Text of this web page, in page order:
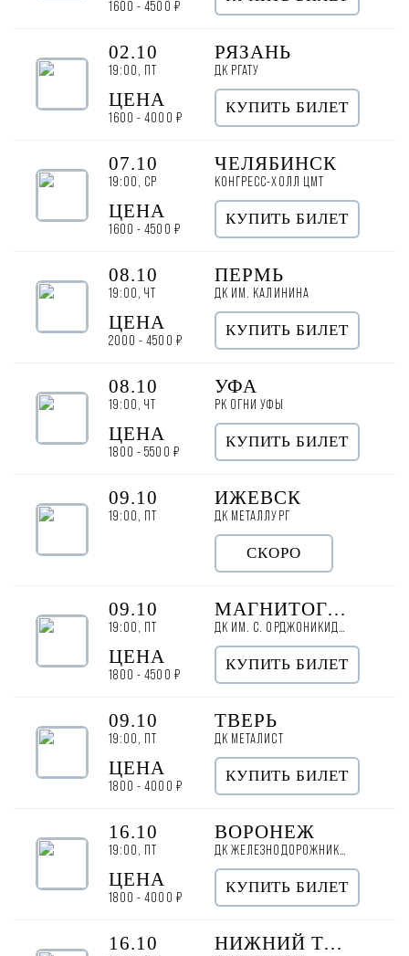
1600 - 4500 ₽
02.10
19:00, ПТ
РЯЗАНЬ
ДК РГАТУ
ЦЕНА
1600 - 4000 ₽
КУПИТЬ БИЛЕТ
07.10
19:00, СР
ЧЕЛЯБИНСК
КОНГРЕСС-ХОЛЛ ЦМТ
ЦЕНА
1600 - 4500 ₽
КУПИТЬ БИЛЕТ
08.10
19:00, ЧТ
ПЕРМЬ
ДК ИМ. КАЛИНИНА
ЦЕНА
2000 - 4500 ₽
КУПИТЬ БИЛЕТ
08.10
19:00, ЧТ
УФА
РК ОГНИ УФЫ
ЦЕНА
1800 - 5500 ₽
КУПИТЬ БИЛЕТ
09.10
19:00, ПТ
ИЖЕВСК
ДК МЕТАЛЛУРГ
СКОРО
09.10
19:00, ПТ
МАГНИТОГОРСК
ДК ИМ. С. ОРДЖОНИКИДЗЕ
ЦЕНА
1800 - 4500 ₽
КУПИТЬ БИЛЕТ
09.10
19:00, ПТ
ТВЕРЬ
ДК МЕТАЛИСТ
ЦЕНА
1800 - 4000 ₽
КУПИТЬ БИЛЕТ
16.10
19:00, ПТ
ВОРОНЕЖ
ДК ЖЕЛЕЗНОДОРОЖНИКОВ
ЦЕНА
1800 - 4000 ₽
КУПИТЬ БИЛЕТ
16.10 НИЖНИЙ ТАГИЛ